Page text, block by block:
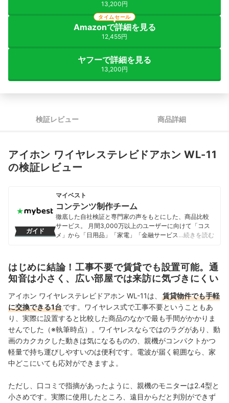
13,200円
Amazonで詳細を見る
12,455円
タイムセール
ヤフーで詳細を見る
13,200円
検証レビュー 商品詳細
アイホン ワイヤレステレビドアホン WL-11
の検証レビュー
ガイド
マイベスト
コンテンツ制作チーム
徹底した自社検証と専門家の声をもとにした、商品比較
サービス。 月間3,000万以上のユーザーに向けて「コス
メ」から「日用品」「家電」「金融サービス」まで、ベ
コンテンツ制作チームのプロフィール
…続きを読む
はじめに結論！工事不要で賃貸でも設置可能。通
知音は小さく、広い部屋では来訪に気づきにくい
アイホン ワイヤレステレビドアホン WL-11は、
賃貸物件でも手軽
に交換できる1台です。ワイヤレス式で工事不要ということもあ
り、実際に設置すると比較した商品のなかで最も手間がかかりま
せんでした（※執筆時点）。ワイヤレスならではのラグがあり、動
画のカクカクした動きは気になるものの、親機がコンパクトかつ
軽量で持ち運びしやすいのは便利です。電波が届く範囲なら、家
中どこにいても応対ができますよ。
ただし、口コミで指摘があったように、親機のモニターは2.4型と
小さめです。実際に使用したところ、遠目からだと判別ができず